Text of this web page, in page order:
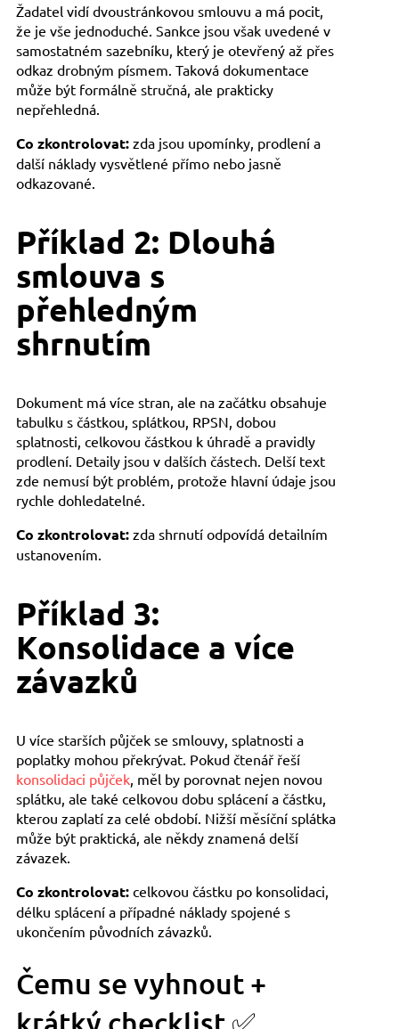
Žadatel vidí dvoustránkovou smlouvu a má pocit,
že je vše jednoduché. Sankce jsou však uvedené v
samostatném sazebníku, který je otevřený až přes
odkaz drobným písmem. Taková dokumentace
může být formálně stručná, ale prakticky
nepřehledná.
Co zkontrolovat:zda jsou upomínky, prodlení a
další náklady vysvětlené přímo nebo jasně
odkazované.
Příklad 2: Dlouhá
smlouva s
přehledným
shrnutím
Dokument má více stran, ale na začátku obsahuje
tabulku s částkou, splátkou, RPSN, dobou
splatnosti, celkovou částkou k úhradě a pravidly
prodlení. Detaily jsou v dalších částech. Delší text
zde nemusí být problém, protože hlavní údaje jsou
rychle dohledatelné.
Co zkontrolovat:zda shrnutí odpovídá detailním
ustanovením.
Příklad 3:
Konsolidace a více
závazků
U více starších půjček se smlouvy, splatnosti a
poplatky mohou překrývat. Pokud čtenář řeší
konsolidaci půjček, měl by porovnat nejen novou
splátku, ale také celkovou dobu splácení a částku,
kterou zaplatí za celé období. Nižší měsíční splátka
může být praktická, ale někdy znamená delší
závazek.
Co zkontrolovat:celkovou částku po konsolidaci,
délku splácení a případné náklady spojené s
ukončením původních závazků.
Čemu se vyhnout +